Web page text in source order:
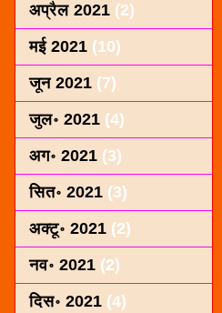
अप्रैल 2021 (2)
मई 2021 (10)
जून 2021 (7)
जुल॰ 2021 (4)
अग॰ 2021 (3)
सित॰ 2021 (3)
अक्टू॰ 2021 (2)
नव॰ 2021 (2)
दिस॰ 2021 (4)